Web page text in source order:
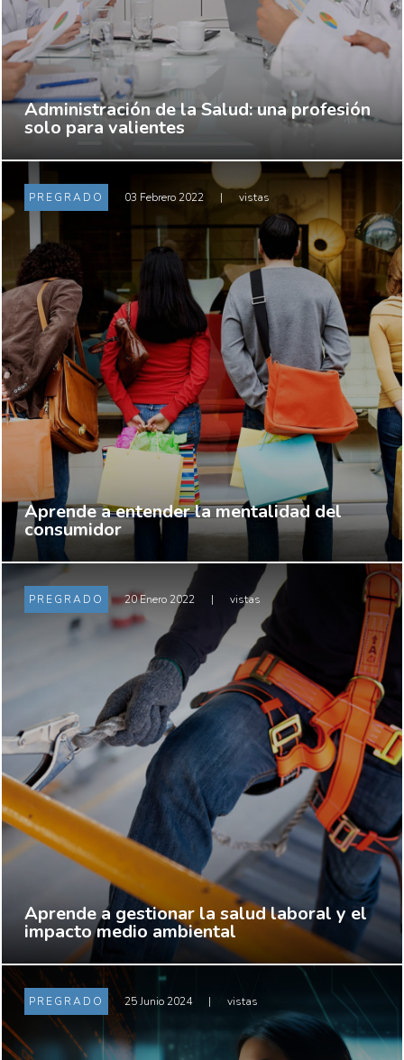
Administración de la Salud: una profesión
solo para valientes
PREGRADO 03 Febrero 2022 | vistas
Aprende a entender la mentalidad del
consumidor
PREGRADO 20 Enero 2022 | vistas
Aprende a gestionar la salud laboral y el
impacto medio ambiental
PREGRADO 25 Junio 2024 | vistas